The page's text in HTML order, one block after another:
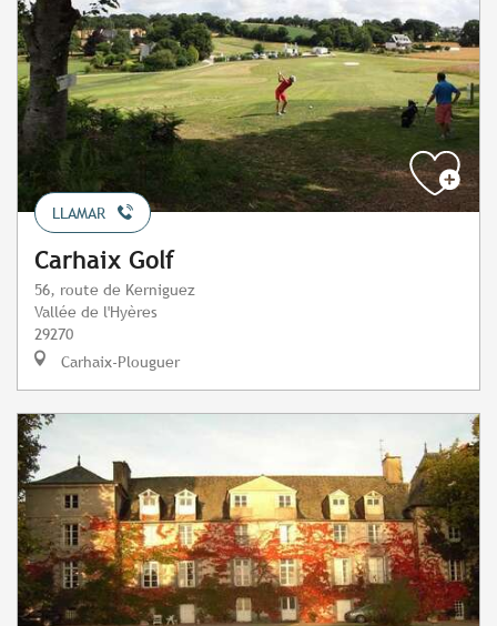
LLAMAR
Carhaix Golf
56, route de Kerniguez
Vallée de l'Hyères
29270
Carhaix-Plouguer